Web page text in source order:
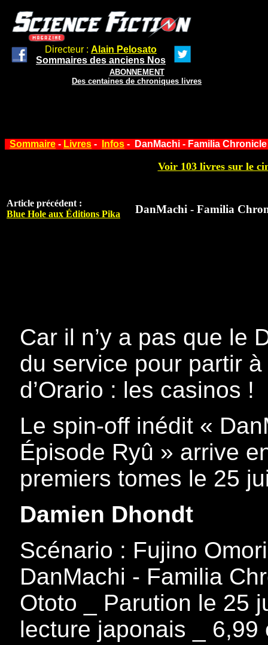
Directeur : Alain Pelosato
Sommaires des anciens Nos
ABONNEMENT
Des centaines de chroniques livres
Sommaire - Livres - Infos - DanMachi - Familia
Voir 103 livres sur le
Article précédent :
Blue Hole aux Éditions Pika
DanMachi - Familia
Car il n’y a pas que le
du service pour partir
d’Orario : les casinos !
Le spin-off inédit «
Épisode Ryû » arrive
premiers tomes le 25
Damien Dhondt
Scénario : Fujino
DanMachi - Familia
Ototo _ Parution le 25
lecture japonais _ 6,99